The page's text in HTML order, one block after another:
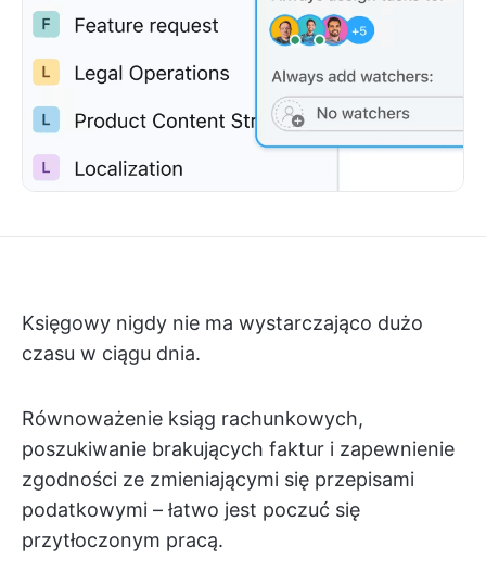
Księgowy nigdy nie ma wystarczająco dużo
czasu w ciągu dnia.
Równoważenie ksiąg rachunkowych,
poszukiwanie brakujących faktur i zapewnienie
zgodności ze zmieniającymi się przepisami
podatkowymi – łatwo jest poczuć się
przytłoczonym pracą.